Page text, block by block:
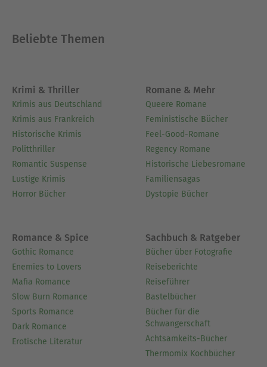
Beliebte Themen
Krimi & Thriller
Krimis aus Deutschland
Krimis aus Frankreich
Historische Krimis
Politthriller
Romantic Suspense
Lustige Krimis
Horror Bücher
Romane & Mehr
Queere Romane
Feministische Bücher
Feel-Good-Romane
Regency Romane
Historische Liebesromane
Familiensagas
Dystopie Bücher
Romance & Spice
Gothic Romance
Enemies to Lovers
Mafia Romance
Slow Burn Romance
Sports Romance
Dark Romance
Erotische Literatur
Sachbuch & Ratgeber
Bücher über Fotografie
Reiseberichte
Reiseführer
Bastelbücher
Bücher für die
Schwangerschaft
Achtsamkeits-Bücher
Thermomix Kochbücher